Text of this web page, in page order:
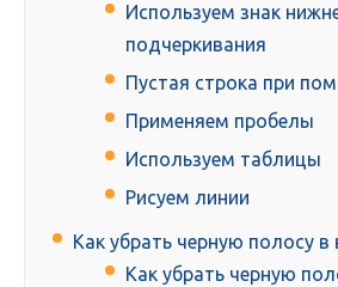
Используем знак
подчеркивания
Пустая строка при
Применяем пробелы
Используем таблицы
Рисуем линии
Как убрать черную полосу в
Как убрать черную